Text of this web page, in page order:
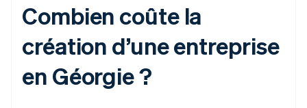
Combien coûte la
création d’une entreprise
en Géorgie ?